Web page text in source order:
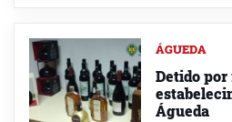
ÁGUEDA
Detido
Águeda